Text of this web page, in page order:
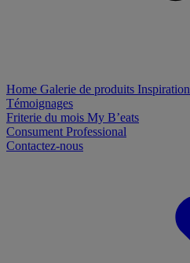
Home Galerie de produits Inspiration
Témoignages
Friterie du mois My B’eats
Consument Professional
Contactez-nous